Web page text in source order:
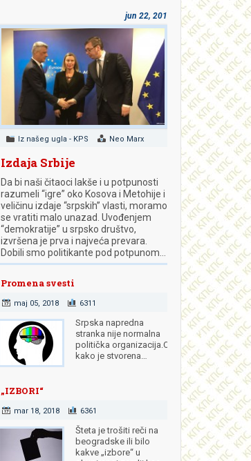
jun 22, 2018
Iz našeg ugla - KPS Neo Marx
Izdaja Srbije
Da bi naši čitaoci lakše i u potpunosti
razumeli “igre” oko Kosova i Metohije i
veličinu izdaje “srpskih” vlasti, moramo
se vratiti malo unazad. Uvođenjem
“demokratije” u srpsko društvo,
izvršena je prva i najveća prevara.
Dobili smo politikante pod potpunom…
Promena svesti
maj 05, 2018 6311
Srpska napredna
stranka nije normalna
politička organizacija.Od
kako je stvorena…
„IZBORI“
mar 18, 2018 6361
Šteta je trošiti reči na
beogradske ili bilo
kakve „izbore“ u